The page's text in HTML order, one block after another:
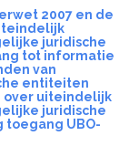
2007 en de
juridische
tot informatie
van
entiteiten
over uiteindelijk
juridische
toegang UBO-